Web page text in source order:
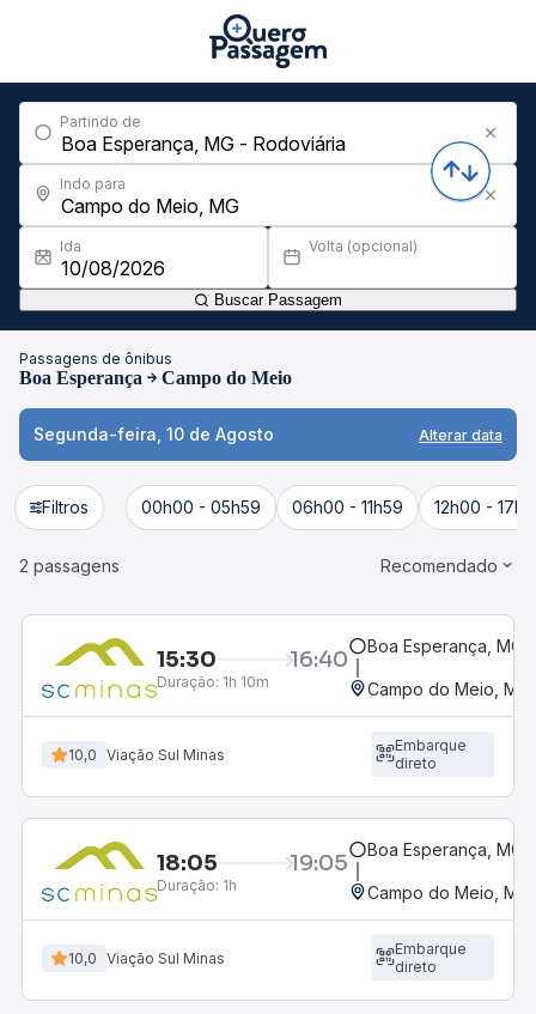
Partindo de
Indo para
Ida Volta (opcional)
Buscar Passagem
Passagens de ônibus
Boa Esperança Campo do Meio
Segunda-feira, 10 de Agosto Alterar data
Filtros 00h00 - 05h59 06h00 - 11h59 12h00 -
2 passagens Recomendado
15:30 16:40
Duração: 1h 10m
Boa Esperança, MG
Campo do Meio, MG
10,0 Viação Sul Minas
Embarque
direto
18:05 19:05
Duração: 1h
Boa Esperança, MG
Campo do Meio, MG
10,0 Viação Sul Minas
Embarque
direto